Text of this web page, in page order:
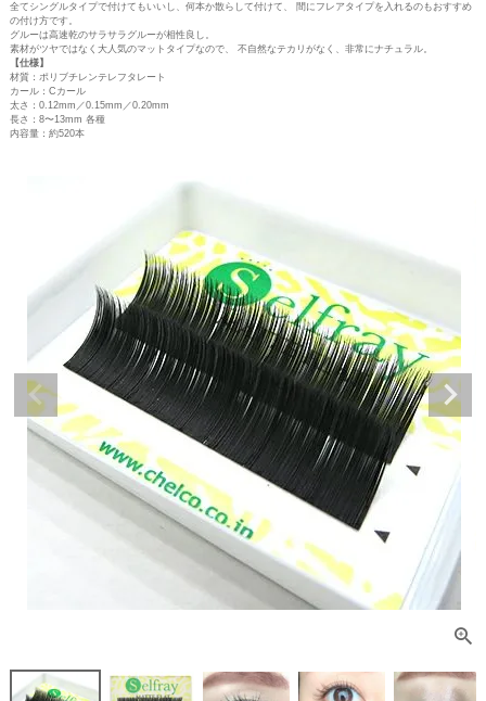
全てシングルタイプで付けてもいいし、何本か散らして付けて、 間にフレアタイプを入れるのもおすすめ
の付け方です。
グルーは高速乾のサラサラグルーが相性良し。
素材がツヤではなく大人気のマットタイプなので、 不自然なテカリがなく、非常にナチュラル。
【仕様】
材質：ポリブチレンテレフタレート
カール：Cカール
太さ：0.12mm／0.15mm／0.20mm
長さ：8〜13mm 各種
内容量：約520本